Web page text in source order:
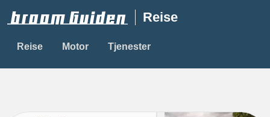
Reise
Reise Motor Tjenester